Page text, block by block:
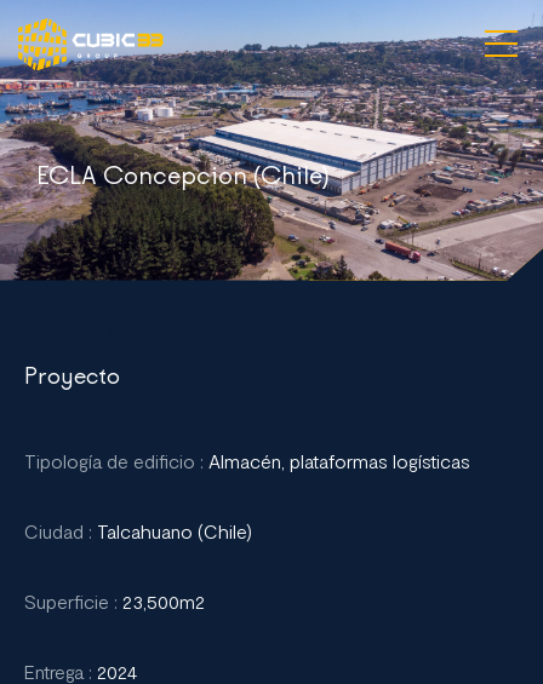
ECLA Concepcion (Chile)
Proyecto
Tipología de edificio : Almacén, plataformas logísticas
Ciudad : Talcahuano (Chile)
Superficie : 23,500m2
Entrega : 2024
Visión y Desafíos
Servicios y especialidades
Proyectos
Español